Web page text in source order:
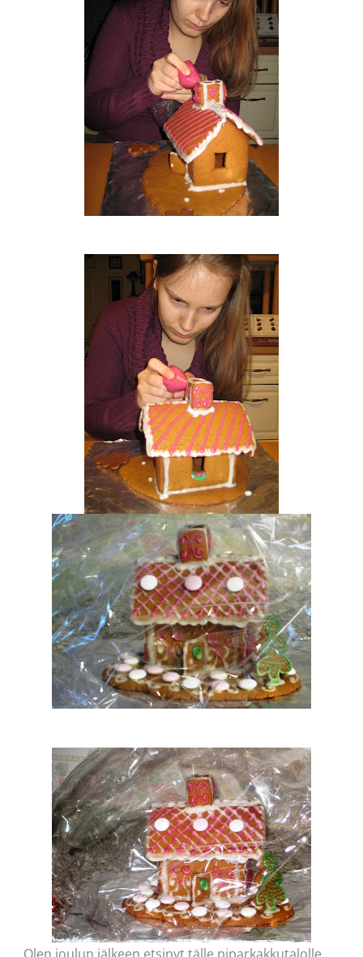
Olen joulun jälkeen etsinyt tälle piparkakkutalolle